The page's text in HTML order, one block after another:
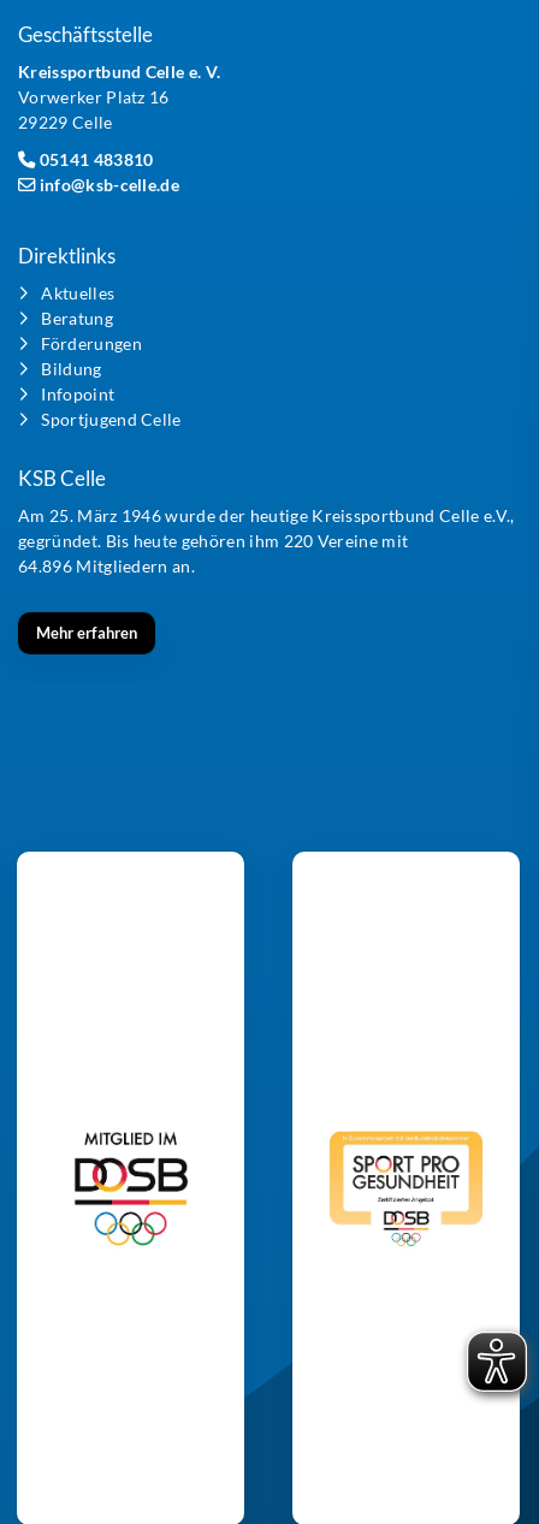
Geschäftsstelle
Kreissportbund Celle e. V.
Vorwerker Platz 16
29229 Celle
05141 483810
info@ksb-celle.de
Direktlinks
Aktuelles
Beratung
Förderungen
Bildung
Infopoint
Sportjugend Celle
KSB Celle
Am 25. März 1946 wurde der heutige Kreissportbund Celle e.V.,
gegründet. Bis heute gehören ihm 220 Vereine mit
64.896 Mitgliedern an.
Mehr erfahren